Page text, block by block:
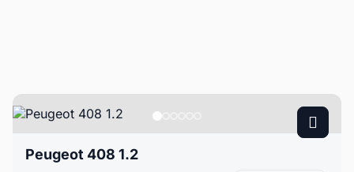
Peugeot 408 1.2